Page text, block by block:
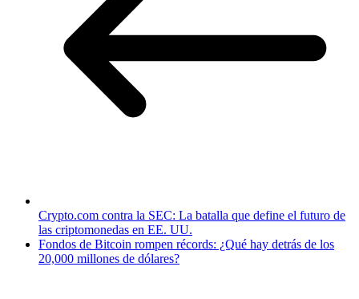
Crypto.com contra la SEC: La batalla que define el futuro de
las criptomonedas en EE. UU.
Fondos de Bitcoin rompen récords: ¿Qué hay detrás de los
20,000 millones de dólares?